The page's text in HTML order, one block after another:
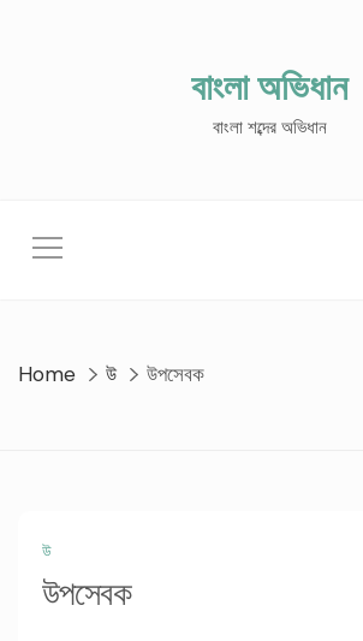
বাংলা অভিধান
বাংলা শব্দের অভিধান
Home উ উপসেবক
উ
উপসেবক